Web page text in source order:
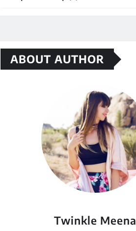
ABOUT AUTHOR
Twinkle Meena